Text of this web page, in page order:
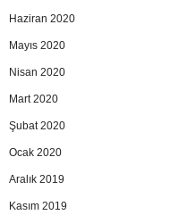
Haziran 2020
Mayıs 2020
Nisan 2020
Mart 2020
Şubat 2020
Ocak 2020
Aralık 2019
Kasım 2019